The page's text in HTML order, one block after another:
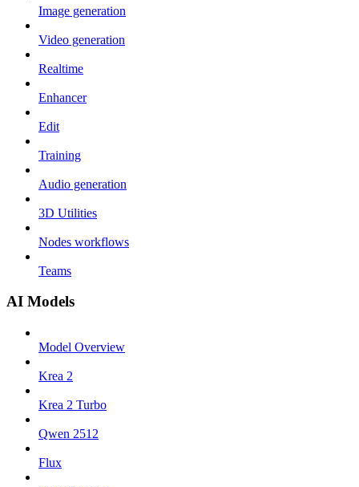
Image generation
Video generation
Realtime
Enhancer
Edit
Training
Audio generation
3D Utilities
Nodes workflows
Teams
AI Models
Model Overview
Krea 2
Krea 2 Turbo
Qwen 2512
Flux